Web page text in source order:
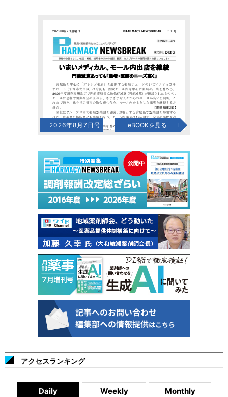
2026年8月7日号 eBOOKを見る
アクセスランキング
Daily Weekly Monthly